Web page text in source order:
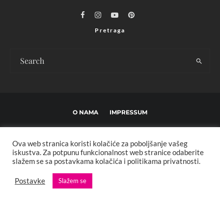
Pretraga
O NAMA IMPRESSUM
POLITIKA PRIVATNOSTI MARKETING KONTAKT
Copyright © 2013 - 2025 FBL creative. Sva prava zadržana. Developed by:
XStreamThemes
Ova web stranica koristi kolačiće za poboljšanje vašeg
iskustva. Za potpunu funkcionalnost web stranice odaberite
slažem se sa postavkama kolačića i politikama privatnosti.
Postavke Slažem se